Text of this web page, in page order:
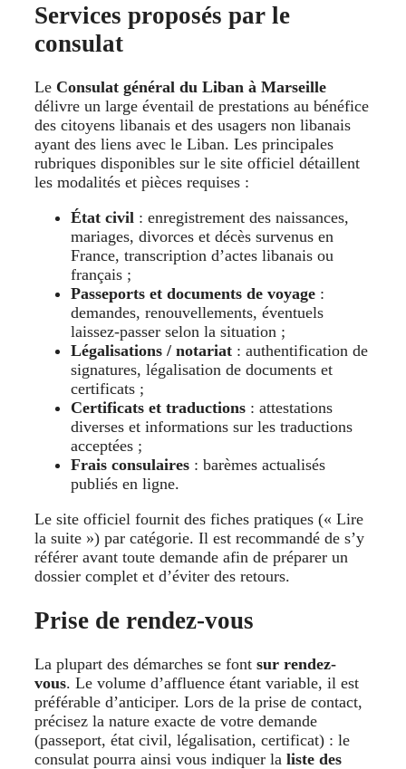
Services proposés par le
consulat
Le Consulat général du Liban à Marseille
délivre un large éventail de prestations au bénéfice
des citoyens libanais et des usagers non libanais
ayant des liens avec le Liban. Les principales
rubriques disponibles sur le site officiel détaillent
les modalités et pièces requises :
État civil : enregistrement des naissances,
mariages, divorces et décès survenus en
France, transcription d’actes libanais ou
français ;
Passeports et documents de voyage :
demandes, renouvellements, éventuels
laissez-passer selon la situation ;
Légalisations / notariat : authentification de
signatures, légalisation de documents et
certificats ;
Certificats et traductions : attestations
diverses et informations sur les traductions
acceptées ;
Frais consulaires : barèmes actualisés
publiés en ligne.
Le site officiel fournit des fiches pratiques (« Lire
la suite ») par catégorie. Il est recommandé de s’y
référer avant toute demande afin de préparer un
dossier complet et d’éviter des retours.
Prise de rendez-vous
La plupart des démarches se font sur rendez-
vous. Le volume d’affluence étant variable, il est
préférable d’anticiper. Lors de la prise de contact,
précisez la nature exacte de votre demande
(passeport, état civil, légalisation, certificat) : le
consulat pourra ainsi vous indiquer la liste des